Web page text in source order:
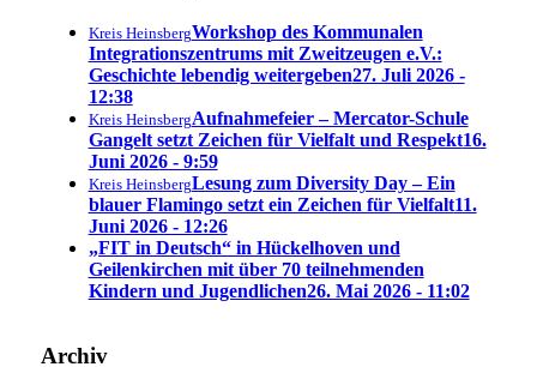
Kreis HeinsbergWorkshop des Kommunalen
Integrationszentrums mit Zweitzeugen e.V.:
Geschichte lebendig weitergeben27. Juli 2026 -
12:38
Kreis HeinsbergAufnahmefeier – Mercator-Schule
Gangelt setzt Zeichen für Vielfalt und Respekt16.
Juni 2026 - 9:59
Kreis HeinsbergLesung zum Diversity Day – Ein
blauer Flamingo setzt ein Zeichen für Vielfalt11.
Juni 2026 - 12:26
„FIT in Deutsch“ in Hückelhoven und
Geilenkirchen mit über 70 teilnehmenden
Kindern und Jugendlichen26. Mai 2026 - 11:02
Archiv